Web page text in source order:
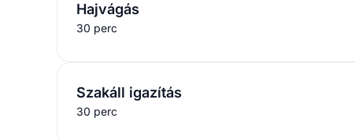
Hajvágás
30 perc
Szakáll igazítás
30 perc